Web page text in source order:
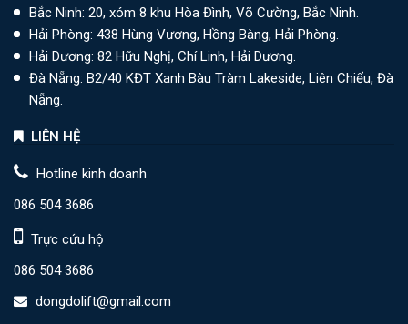
Bắc Ninh: 20, xóm 8 khu Hòa Đình, Võ Cường, Bắc Ninh.
Hải Phòng: 438 Hùng Vương, Hồng Bàng, Hải Phòng.
Hải Dương: 82 Hữu Nghị, Chí Linh, Hải Dương.
Đà Nẵng: B2/40 KĐT Xanh Bàu Tràm Lakeside, Liên Chiểu, Đà
Nẵng.
LIÊN HỆ
Hotline kinh doanh
086 504 3686
Trực cứu hộ
086 504 3686
dongdolift@gmail.com